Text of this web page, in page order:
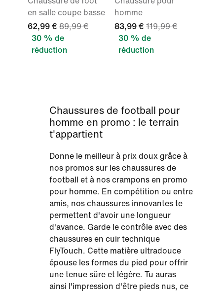
en salle coupe basse
62,99 € 89,99 €
30 % de
réduction
homme
83,99 € 119,99 €
30 % de
réduction
Chaussures de football pour
homme en promo : le terrain
t'appartient
Donne le meilleur à prix doux grâce à
nos promos sur les chaussures de
football et à nos crampons en promo
pour homme. En compétition ou entre
amis, nos chaussures innovantes te
permettent d'avoir une longueur
d'avance. Garde le contrôle avec des
chaussures en cuir technique
FlyTouch. Cette matière ultradouce
épouse les formes du pied pour offrir
une tenue sûre et légère. Tu auras
ainsi l'impression d'être pieds nus, ce